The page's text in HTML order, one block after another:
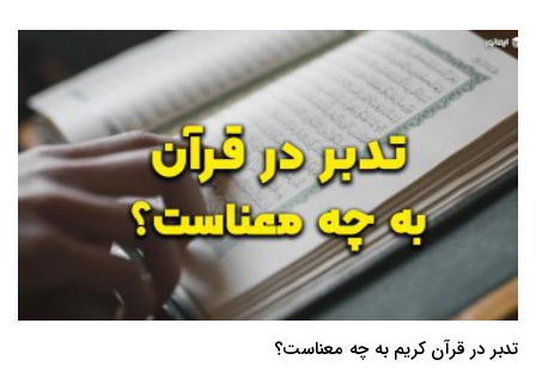
تدبر در قرآن کریم به چه معناست؟